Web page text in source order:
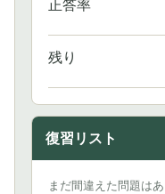
正答率
残り
復習リスト
まだ間違えた問題はあ